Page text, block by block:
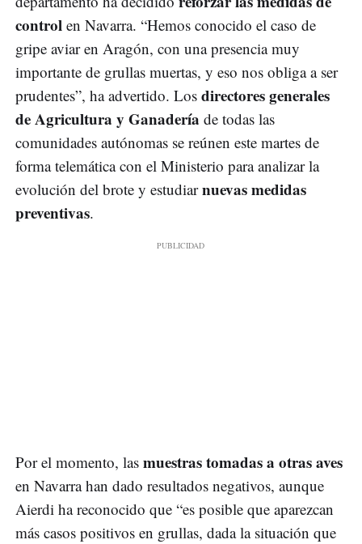
control en Navarra. “Hemos conocido el caso de
gripe aviar en Aragón, con una presencia muy
importante de grullas muertas, y eso nos obliga a ser
prudentes”, ha advertido. Los directores generales
de Agricultura y Ganadería de todas las
comunidades autónomas se reúnen este martes de
forma telemática con el Ministerio para analizar la
evolución del brote y estudiarnuevas medidas
preventivas.
Por el momento, las muestras tomadas a otras aves
en Navarra han dado resultados negativos, aunque
Aierdi ha reconocido que “es posible que aparezcan
más casos positivos en grullas, dada la situación que